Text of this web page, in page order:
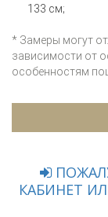
133 см;
* Замеры могут
зависимости от
особенностям
КАБИНЕТ